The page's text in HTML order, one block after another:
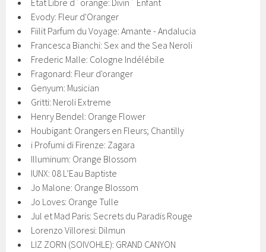
Etat Libre d`orange: Divin` Enfant
Evody: Fleur d'Oranger
Fiilit Parfum du Voyage: Amante - Andalucia
Francesca Bianchi: Sex and the Sea Neroli
Frederic Malle: Cologne Indélébile
Fragonard: Fleur d'oranger
Genyum: Musician
Gritti: Neroli Extreme
Henry Bendel: Orange Flower
Houbigant: Orangers en Fleurs; Chantilly
i Profumi di Firenze: Zagara
Illuminum: Orange Blossom
IUNX: 08 L’Eau Baptiste
Jo Malone: Orange Blossom
Jo Loves: Orange Tulle
Jul et Mad Paris: Secrets du Paradis Rouge
Lorenzo Villoresi: Dilmun
LIZ ZORN (SOIVOHLE): GRAND CANYON